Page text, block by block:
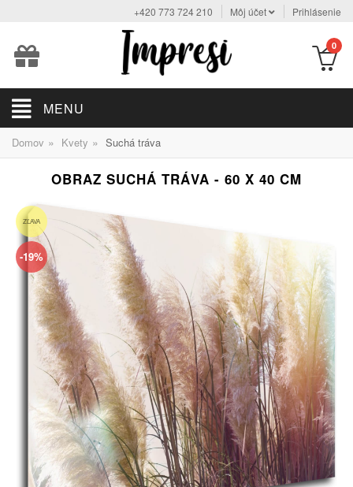
+420 773 724 210 Môj účet Prihlásenie
0
MENU
Domov » Kvety » Suchá tráva
OBRAZ SUCHÁ TRÁVA - 60 X 40 CM
ZĽAVA
-19%